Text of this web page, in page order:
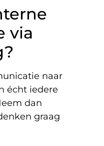
via
naar
écht iedere
dan
graag